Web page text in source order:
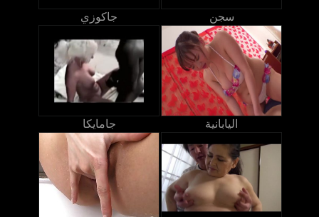
جاكوزي سجن
جامايكا اليابانية